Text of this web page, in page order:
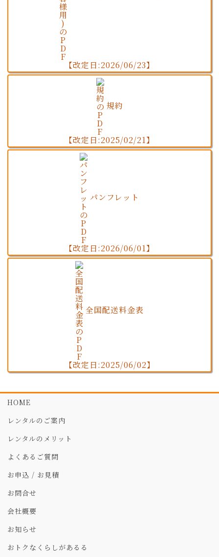
【改定日:2026/06/23】
規約
【改定日:2025/02/21】
パンフレット
【改定日:2026/06/01】
全国配送料金表
【改定日:2025/06/02】
HOME
レンタルのご案内
レンタルのメリット
よくあるご質問
お申込 / お見積
お問合せ
会社概要
お知らせ
おトクなくらしがあるる